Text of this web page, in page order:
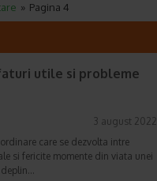
Pagina 4
utile si probleme
3 august 2022
care se dezvolta intre
si fericite momente din viata unei
deplin…